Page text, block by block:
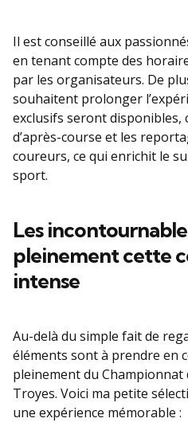
Il est conseillé aux
en tenant compte des
par les organisateurs. De
souhaitent prolonger
exclusifs seront disponibles,
d’après-course et les
coureurs, ce qui enrichit le
sport.
Les
pleinement cette
intense
Au-delà du simple fait de
éléments sont à prendre en
pleinement du Championnat
Troyes. Voici ma petite
une expérience mémorable :